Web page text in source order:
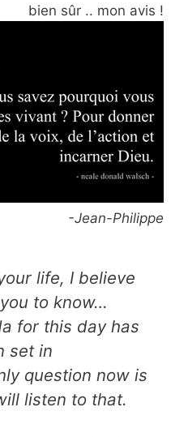
bien sûr .. mon avis !
-Jean-Philippe
life, I believe
to know…
for this day has
set in
question now is
listen to that.